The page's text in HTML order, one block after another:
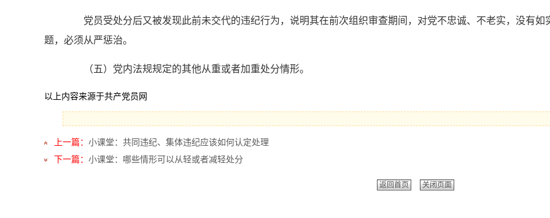
党员受处分后又被发现此前未交代的违纪行为，说明其在前次组织审查期间，对党不忠诚、不老实，没有如
题，必须从严惩治。
（五）党内法规规定的其他从重或者加重处分情形。
以上内容来源于共产党员网
上一篇： 小课堂：共同违纪、集体违纪应该如何认定处理
下一篇： 小课堂：哪些情形可以从轻或者减轻处分
返回首页 关闭页面